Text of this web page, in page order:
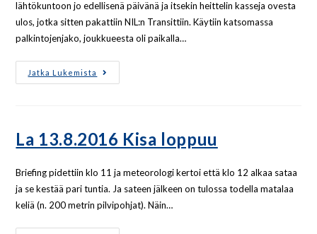
lähtökuntoon jo edellisenä päivänä ja itsekin heittelin kasseja ovesta
ulos, jotka sitten pakattiin NIL:n Transittiin. Käytiin katsomassa
palkintojenjako, joukkueesta oli paikalla…
Jatka Lukemista
La 13.8.2016 Kisa loppuu
Briefing pidettiin klo 11 ja meteorologi kertoi että klo 12 alkaa sataa
ja se kestää pari tuntia. Ja sateen jälkeen on tulossa todella matalaa
keliä (n. 200 metrin pilvipohjat). Näin…